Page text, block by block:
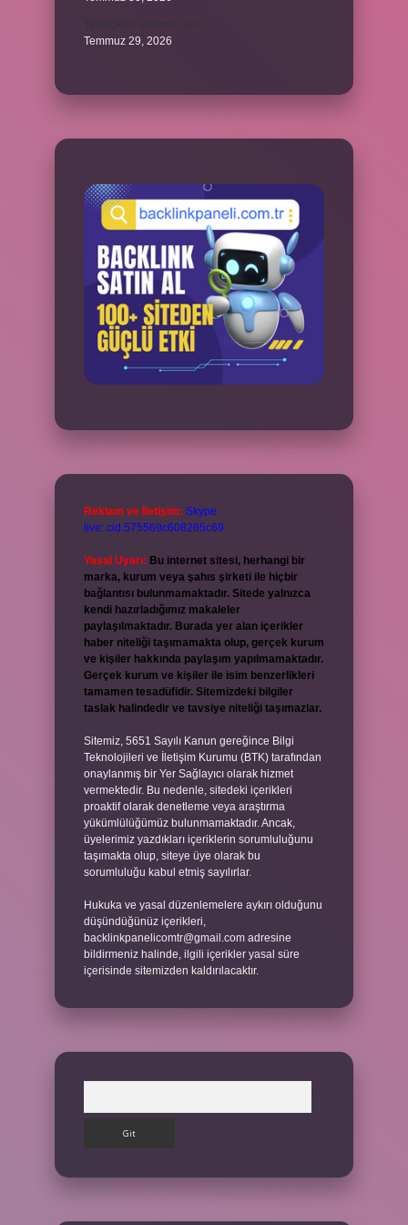
Temmuz 29, 2026
Reklam ve İletişim: Skype:
live:.cid.575569c608265c69
Yasal Uyarı: Bu internet sitesi, herhangi bir
marka, kurum veya şahıs şirketi ile hiçbir
bağlantısı bulunmamaktadır. Sitede yalnızca
kendi hazırladığımız makaleler
paylaşılmaktadır. Burada yer alan içerikler
haber niteliği taşımamakta olup, gerçek kurum
ve kişiler hakkında paylaşım yapılmamaktadır.
Gerçek kurum ve kişiler ile isim benzerlikleri
tamamen tesadüfidir. Sitemizdeki bilgiler
taslak halindedir ve tavsiye niteliği taşımazlar.
Sitemiz, 5651 Sayılı Kanun gereğince Bilgi
Teknolojileri ve İletişim Kurumu (BTK) tarafından
onaylanmış bir Yer Sağlayıcı olarak hizmet
vermektedir. Bu nedenle, sitedeki içerikleri
proaktif olarak denetleme veya araştırma
yükümlülüğümüz bulunmamaktadır. Ancak,
üyelerimiz yazdıkları içeriklerin sorumluluğunu
taşımakta olup, siteye üye olarak bu
sorumluluğu kabul etmiş sayılırlar.
Hukuka ve yasal düzenlemelere aykırı olduğunu
düşündüğünüz içerikleri,
backlinkpanelicomtr@gmail.com adresine
bildirmeniz halinde, ilgili içerikler yasal süre
içerisinde sitemizden kaldırılacaktır.